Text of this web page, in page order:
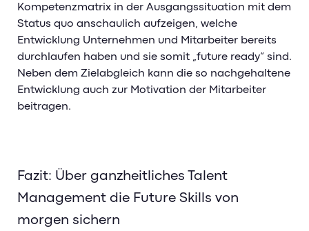
Kompetenzmatrix in der Ausgangssituation mit dem
Status quo anschaulich aufzeigen, welche
Entwicklung Unternehmen und Mitarbeiter bereits
durchlaufen haben und sie somit „future ready“ sind.
Neben dem Zielabgleich kann die so nachgehaltene
Entwicklung auch zur Motivation der Mitarbeiter
beitragen.
Fazit: Über ganzheitliches Talent
Management die Future Skills von
morgen sichern